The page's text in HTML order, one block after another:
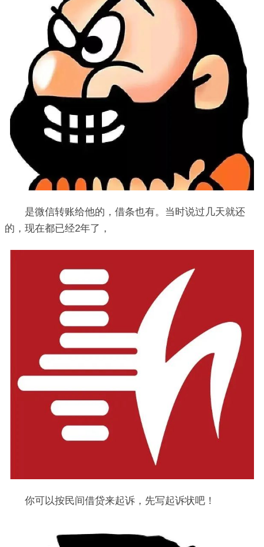
是微信转账给他的，借条也有。当时说过几天就还
的，现在都已经2年了，
你可以按民间借贷来起诉，先写起诉状吧！